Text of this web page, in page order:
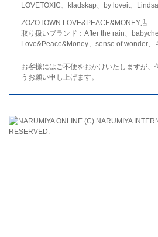
LOVETOXIC、kladskap、by loveit、
ZOZOTOWN LOVE&PEACE&MONEY店
取り扱いブランド：After the rain、
Love&Peace&Money、sense of wonder、
お客様にはご不便をおかけいたしますが、
うお願い申し上げます。